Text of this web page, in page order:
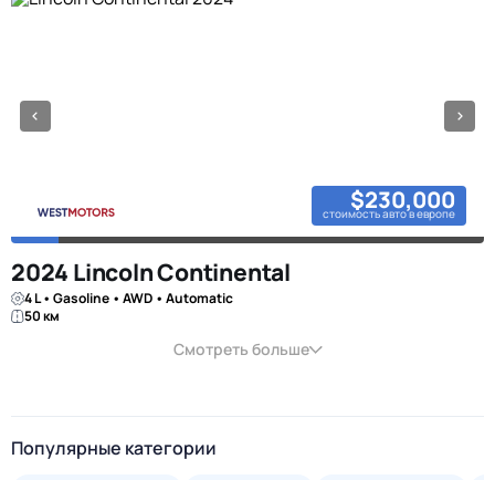
$230,000
стоимость авто в европе
2024 Lincoln Continental
4 L • Gasoline • AWD • Automatic
50 км
Смотреть больше
Популярные категории